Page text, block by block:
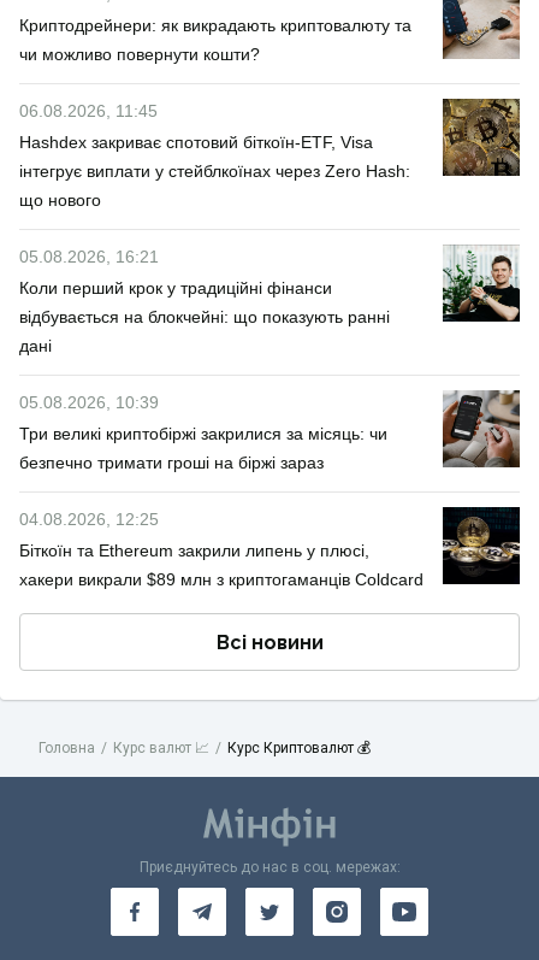
Криптодрейнери: як викрадають криптовалюту та
чи можливо повернути кошти?
06.08.2026, 11:45
Hashdex закриває спотовий біткоїн-ETF, Visa
інтегрує виплати у стейблкоїнах через Zero Hash:
що нового
05.08.2026, 16:21
Коли перший крок у традиційні фінанси
відбувається на блокчейні: що показують ранні
дані
05.08.2026, 10:39
Три великі криптобіржі закрилися за місяць: чи
безпечно тримати гроші на біржі зараз
04.08.2026, 12:25
Біткоїн та Ethereum закрили липень у плюсі,
хакери викрали $89 млн з криптогаманців Coldcard
Всі новини
Головна Курс валют 📈 Курс Криптовалют 💰
Приєднуйтесь до нас в соц. мережах: